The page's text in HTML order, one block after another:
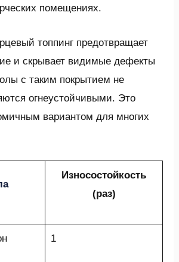
помещениях.
топпинг предотвращает
и скрывает видимые дефекты
с таким покрытием не
огнеустойчивыми. Это
вариантом для многих
Износостойкость
(раз)
1